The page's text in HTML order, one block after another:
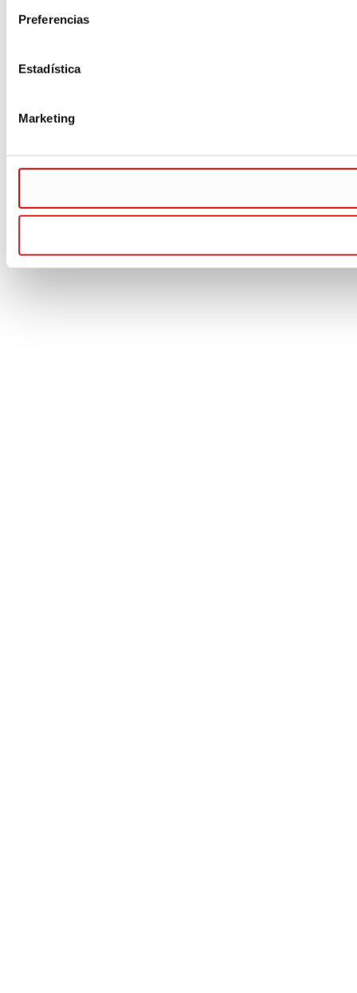
Preferencias
Estadística
Marketing